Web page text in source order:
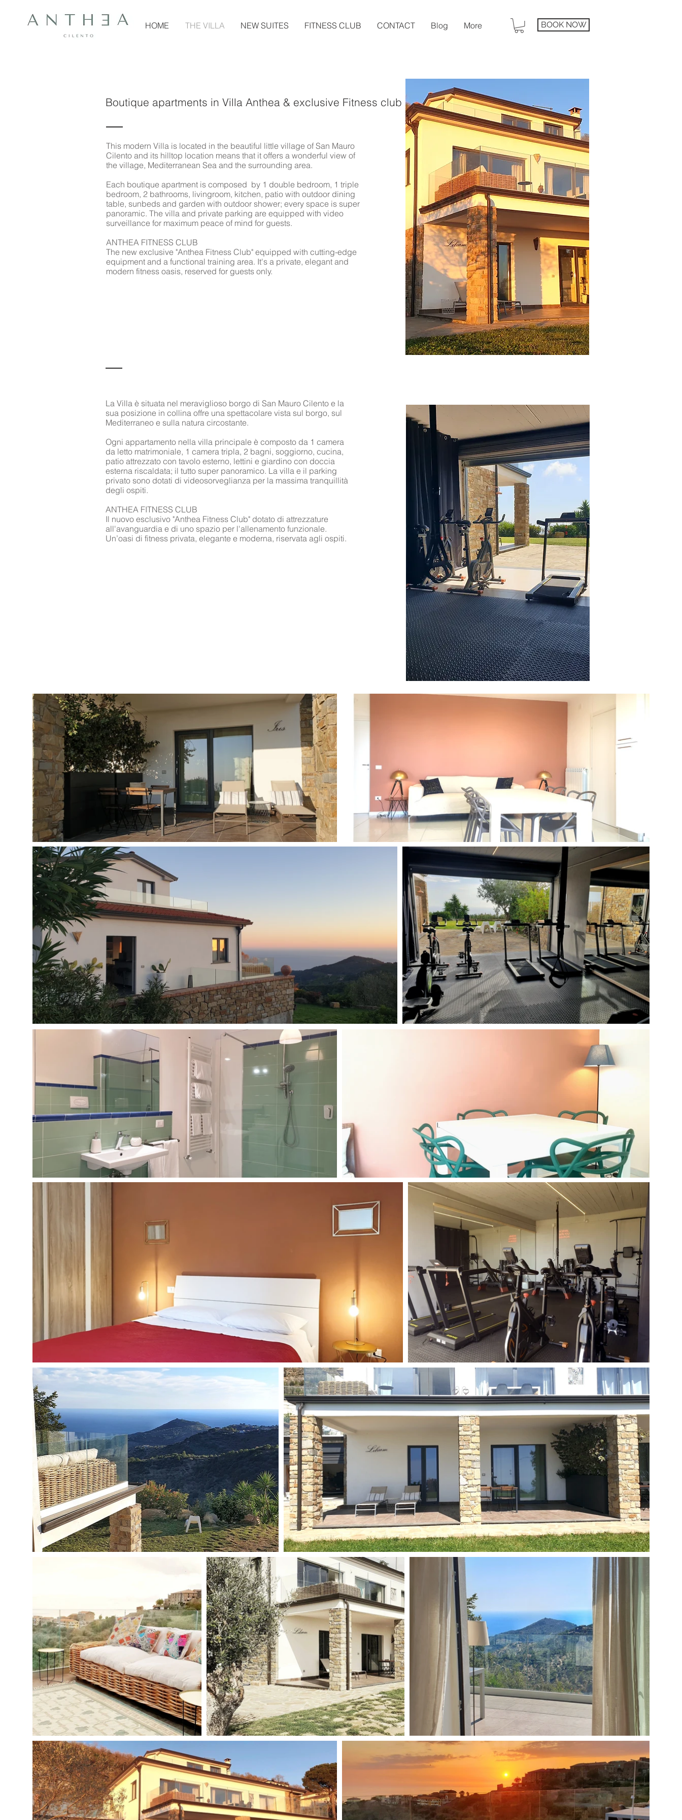
HOME THE VILLA NEW SUITES FITNESS CLUB CONTACT Blog More BOOK NOW
Boutique apartments in Villa Anthea & exclusive Fitness club
This modern Villa is located in the beautiful little village of San Mauro
Cilento and its hilltop location means that it offers a wonderful view of
the village, Mediterranean Sea and the surrounding area.​
Each boutique apartment is composed by 1 double bedroom, 1 triple
bedroom, 2 bathrooms, livingroom, kitchen, patio with outdoor dining
table, sunbeds and garden with outdoor shower; every space is super
panoramic. The villa and private parking are equipped with video
surveillance for maximum peace of mind for guests.
ANTHEA FITNESS CLUB
The new exclusive "Anthea Fitness Club" equipped with cutting-edge
equipment and a functional training area. It's a private, elegant and
modern fitness oasis, reserved for guests only.
La Villa è situata nel meraviglioso borgo di San Mauro Cilento e la
sua posizione in collina offre una spettacolare vista sul borgo, sul
Mediterraneo e sulla natura circostante.
Ogni appartamento nella villa principale è composto da 1 camera
da letto matrimoniale, 1 camera tripla, 2 bagni, soggiorno, cucina,
patio attrezzato con tavolo esterno, lettini e giardino con doccia
esterna riscaldata; il tutto super panoramico. La villa e il parking
privato sono dotati di videosorveglianza per la massima tranquillità
degli ospiti.
ANTHEA FITNESS CLUB
Il nuovo esclusivo "Anthea Fitness Club" dotato di attrezzature
all'avanguardia e di uno spazio per l'allenamento funzionale.
Un’oasi di fitness privata, elegante e moderna, riservata agli ospiti.